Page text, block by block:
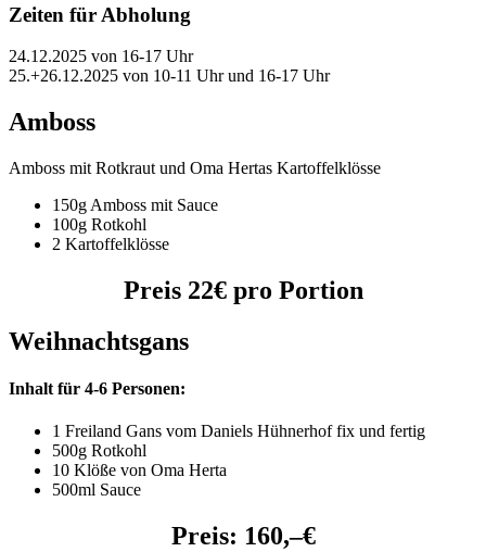
Zeiten für Abholung
24.12.2025 von 16-17 Uhr
25.+26.12.2025 von 10-11 Uhr und 16-17 Uhr
Amboss
Amboss mit Rotkraut und Oma Hertas Kartoffelklösse
150g Amboss mit Sauce
100g Rotkohl
2 Kartoffelklösse
Preis 22€ pro Portion
Weihnachtsgans
Inhalt für 4-6 Personen:
1 Freiland Gans vom Daniels Hühnerhof fix und fertig
500g Rotkohl
10 Klöße von Oma Herta
500ml Sauce
Preis: 160,–€